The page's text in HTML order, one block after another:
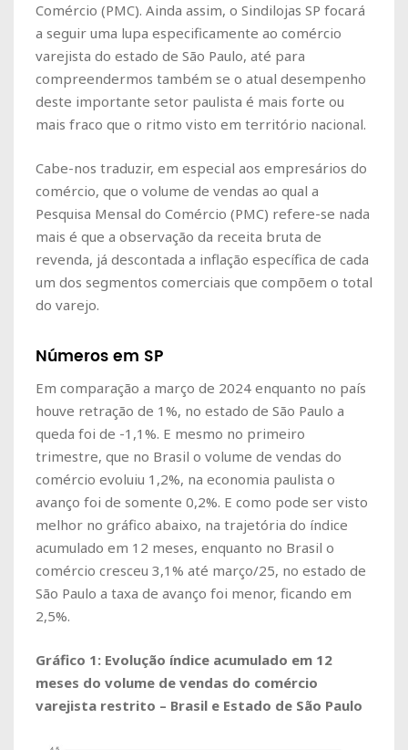
Comércio (PMC). Ainda assim, o Sindilojas SP focará
a seguir uma lupa especificamente ao comércio
varejista do estado de São Paulo, até para
compreendermos também se o atual desempenho
deste importante setor paulista é mais forte ou
mais fraco que o ritmo visto em território nacional.
Cabe-nos traduzir, em especial aos empresários do
comércio, que o volume de vendas ao qual a
Pesquisa Mensal do Comércio (PMC) refere-se nada
mais é que a observação da receita bruta de
revenda, já descontada a inflação específica de cada
um dos segmentos comerciais que compõem o total
do varejo.
Números em SP
Em comparação a março de 2024 enquanto no país
houve retração de 1%, no estado de São Paulo a
queda foi de -1,1%. E mesmo no primeiro
trimestre, que no Brasil o volume de vendas do
comércio evoluiu 1,2%, na economia paulista o
avanço foi de somente 0,2%. E como pode ser visto
melhor no gráfico abaixo, na trajetória do índice
acumulado em 12 meses, enquanto no Brasil o
comércio cresceu 3,1% até março/25, no estado de
São Paulo a taxa de avanço foi menor, ficando em
2,5%.
Gráfico 1: Evolução índice acumulado em 12
meses do volume de vendas do comércio
varejista restrito – Brasil e Estado de São Paulo